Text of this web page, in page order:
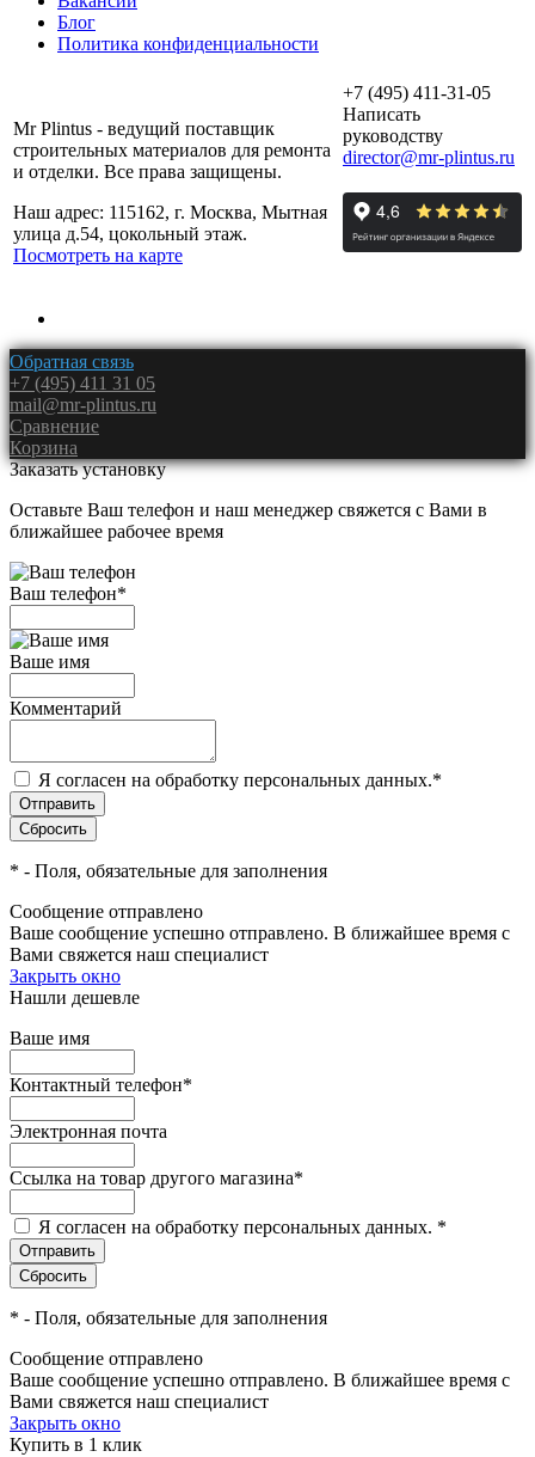
Блог
Политика конфиденциальности
Mr Plintus - ведущий поставщик
строительных материалов для ремонта
и отделки. Все права защищены.
Наш адрес: 115162, г. Москва, Мытная
улица д.54, цокольный этаж.
Посмотреть на карте
+7 (495) 411-31-05
Написать
руководству
director@mr-plintus.ru
Обратная связь
+7 (495) 411 31 05
mail@mr-plintus.ru
Сравнение
Корзина
Заказать установку
Оставьте Ваш телефон и наш менеджер свяжется с Вами в
ближайшее рабочее время
Ваш телефон*
Ваше имя
Комментарий
Я согласен на обработку персональных данных.*
* - Поля, обязательные для заполнения
Сообщение отправлено
Ваше сообщение успешно отправлено. В ближайшее время с
Вами свяжется наш специалист
Закрыть окно
Нашли дешевле
Ваше имя
Контактный телефон*
Электронная почта
Ссылка на товар другого магазина*
Я согласен на обработку персональных данных. *
* - Поля, обязательные для заполнения
Сообщение отправлено
Ваше сообщение успешно отправлено. В ближайшее время с
Вами свяжется наш специалист
Закрыть окно
Купить в 1 клик